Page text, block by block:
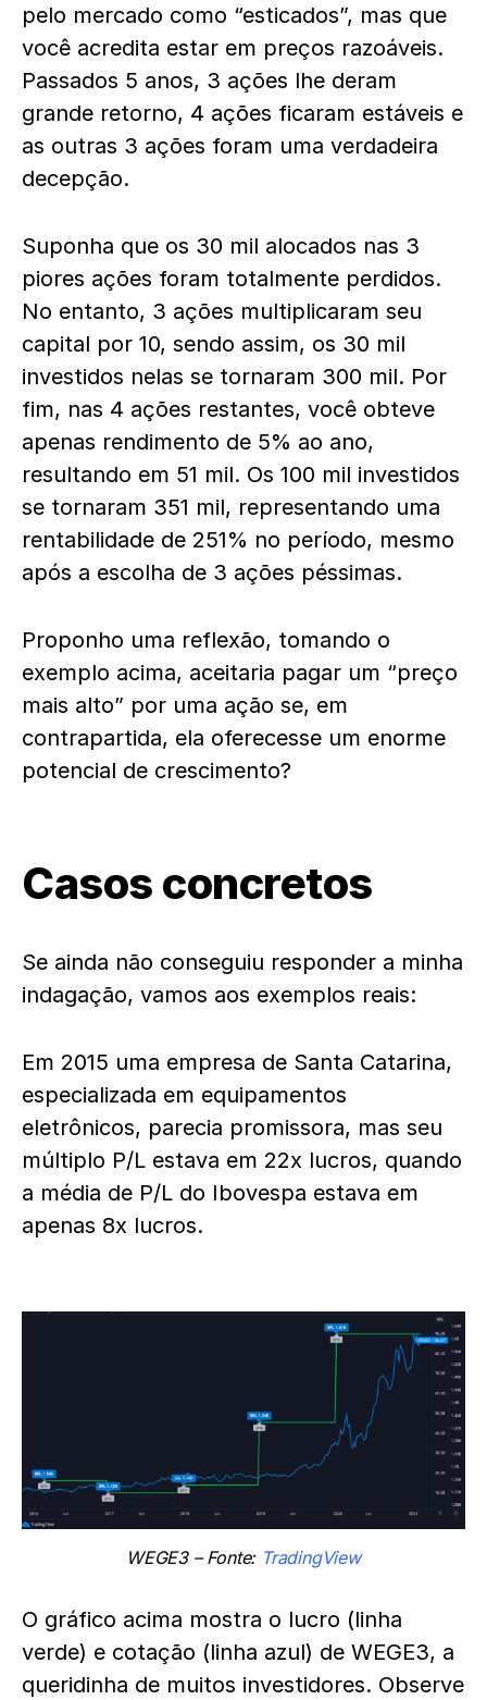
pelo mercado como “esticados”, mas que
você acredita estar em preços razoáveis.
Passados 5 anos, 3 ações lhe deram
grande retorno, 4 ações ficaram estáveis e
as outras 3 ações foram uma verdadeira
decepção.
Suponha que os 30 mil alocados nas 3
piores ações foram totalmente perdidos.
No entanto, 3 ações multiplicaram seu
capital por 10, sendo assim, os 30 mil
investidos nelas se tornaram 300 mil. Por
fim, nas 4 ações restantes, você obteve
apenas rendimento de 5% ao ano,
resultando em 51 mil. Os 100 mil investidos
se tornaram 351 mil, representando uma
rentabilidade de 251% no período, mesmo
após a escolha de 3 ações péssimas.
Proponho uma reflexão, tomando o
exemplo acima, aceitaria pagar um “preço
mais alto” por uma ação se, em
contrapartida, ela oferecesse um enorme
potencial de crescimento?
Casos concretos
Se ainda não conseguiu responder a minha
indagação, vamos aos exemplos reais:
Em 2015 uma empresa de Santa Catarina,
especializada em equipamentos
eletrônicos, parecia promissora, mas seu
múltiplo P/L estava em 22x lucros, quando
a média de P/L do Ibovespa estava em
apenas 8x lucros.
WEGE3 – Fonte: TradingView
O gráfico acima mostra o lucro (linha
verde) e cotação (linha azul) de WEGE3, a
queridinha de muitos investidores. Observe